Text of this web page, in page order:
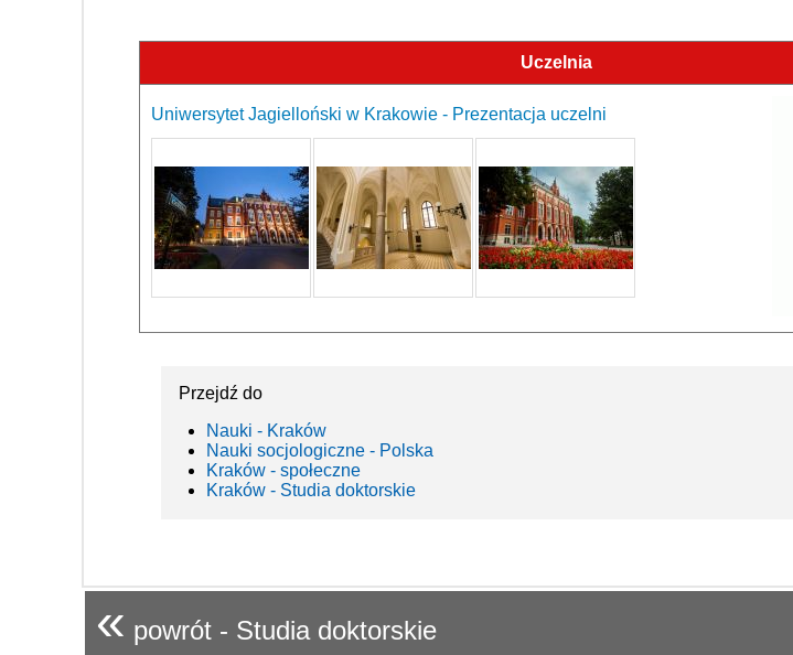
Uczelnia
Uniwersytet Jagielloński w Krakowie - Prezentacja uczelni
Przejdź do
Nauki - Kraków
Nauki socjologiczne - Polska
Kraków - społeczne
Kraków - Studia doktorskie
« powrót - Studia doktorskie